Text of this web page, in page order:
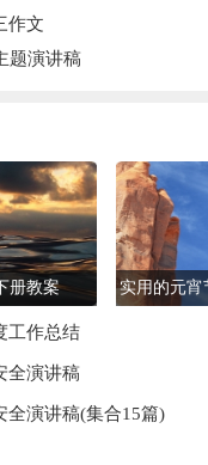
作文
题演讲稿
册教案
实用的元宵
工作总结
全演讲稿
全演讲稿(集合15篇)